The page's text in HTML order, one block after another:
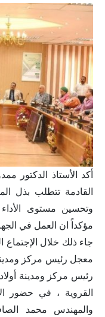
أكد الأستاذ الدكتور
القادمة تتطلب بذل
وتحسين مستوى
مؤكداً ان العمل في
جاء ذلك خلال
معجل رئيس مركز
رئيس مركز ومدينة
القروية ، في حضور
والمهندس محمد